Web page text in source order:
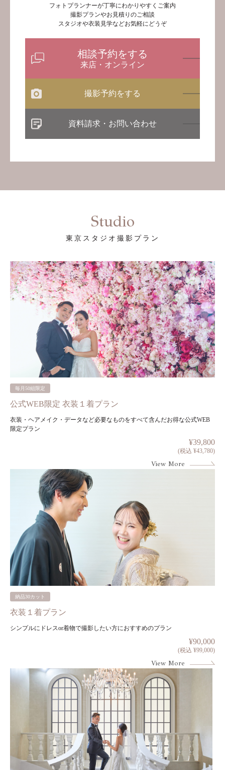
フォトプランナーが丁寧にわかりやすくご案内
撮影プランやお見積りのご相談
スタジオや衣装見学などお気軽にどうぞ
相談予約をする
来店・オンライン
撮影予約をする
資料請求・お問い合わせ
Studio
東京スタジオ撮影プラン
毎月50組限定
公式WEB限定 衣装１着プラン
衣装・ヘアメイク・データなど必要なものをすべて含んだお得な公式WEB
限定プラン
¥39,800
(税込 ¥43,780)
View More
納品30カット
衣装１着プラン
シンプルにドレスor着物で撮影したい方におすすめのプラン
¥90,000
(税込 ¥99,000)
View More